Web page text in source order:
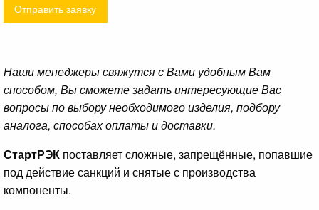
Отправить заявку
Наши менеджеры свяжутся с Вами удобным Вам
способом, Вы сможете задать интересующие Вас
вопросы по выбору необходимого изделия, подбору
аналога, способах оплаты и доставки.
СтартРЭК поставляет сложные, запрещённые, попавшие
под действие санкций и снятые с производства
компоненты.